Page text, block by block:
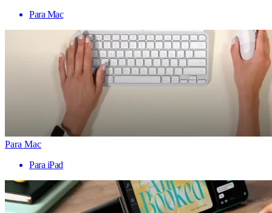
Para Mac
Para Mac
Para iPad